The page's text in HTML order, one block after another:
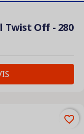
Twist Off - 280
favorite_border